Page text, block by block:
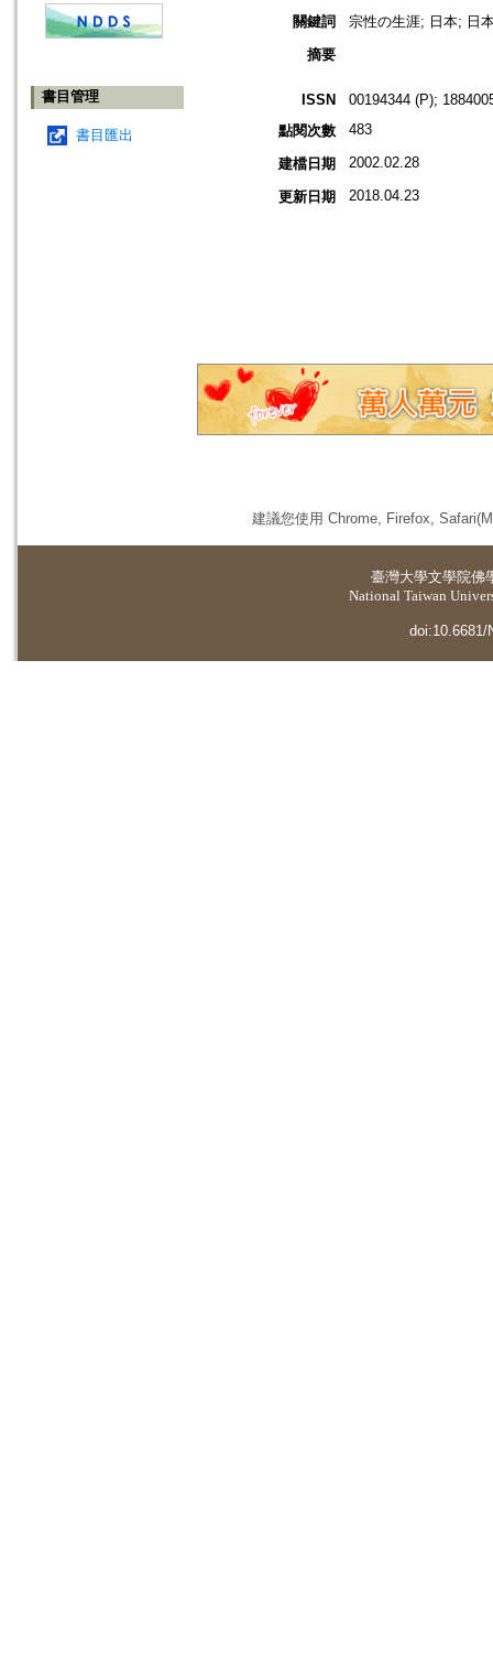
書目管理
書目匯出
關鍵詞
宗性の生涯; 日本; 日
摘要
ISSN
00194344 (P);
點閱次數
483
建檔日期 2002.02.28
更新日期 2018.04.23
建議您使用 Chrome, Firefox,
臺灣大學文學院佛
National Taiwan
doi:10.6681/